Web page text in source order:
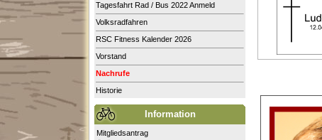
Tagesfahrt Rad / Bus 2022 Anmeld
Volksradfahren
RSC Fitness Kalender 2026
Vorstand
Nachrufe
Historie
Information
Mitgliedsantrag